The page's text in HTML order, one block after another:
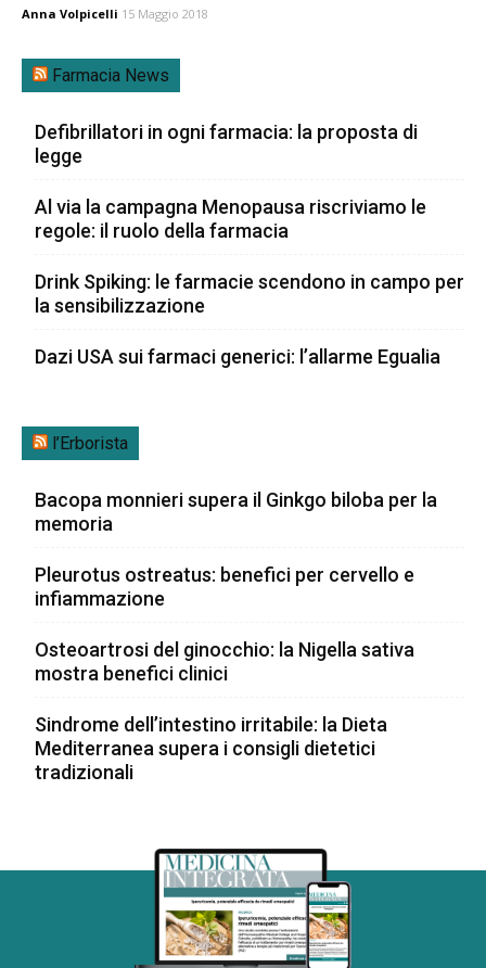
Anna Volpicelli 15 Maggio 2018
Farmacia News
Defibrillatori in ogni farmacia: la proposta di
legge
Al via la campagna Menopausa riscriviamo le
regole: il ruolo della farmacia
Drink Spiking: le farmacie scendono in campo per
la sensibilizzazione
Dazi USA sui farmaci generici: l’allarme Egualia
l’Erborista
Bacopa monnieri supera il Ginkgo biloba per la
memoria
Pleurotus ostreatus: benefici per cervello e
infiammazione
Osteoartrosi del ginocchio: la Nigella sativa
mostra benefici clinici
Sindrome dell’intestino irritabile: la Dieta
Mediterranea supera i consigli dietetici
tradizionali